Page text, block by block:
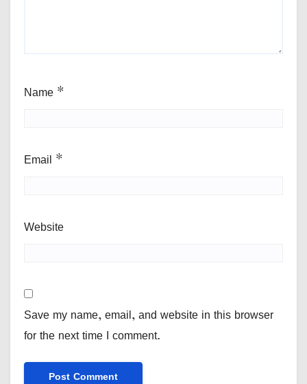
Name *
Email *
Website
Save my name, email, and website in this browser
for the next time I comment.